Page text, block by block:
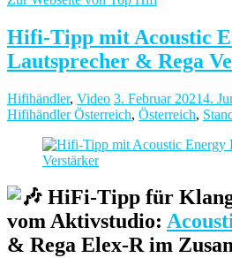
Hifi-Tipp mit Acoustic
Lautsprecher & Rega
Hifihändler, Video 3. Februar 20214.
Hifihändler Österreich, Österreich,
HiFi-Tipp für
vom Aktivstudio:
& Rega Elex-R im